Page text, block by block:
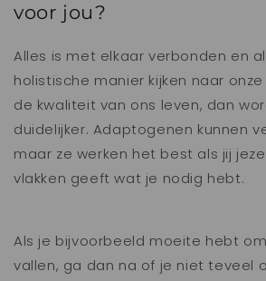
voor jou?
Alles is met elkaar verbonden en
holistische manier kijken naar
de kwaliteit van ons leven, dan
duidelijker. Adaptogenen kunnen
maar ze werken het best als jij
vlakken geeft wat je nodig hebt.
Als je bijvoorbeeld moeite hebt
vallen, ga dan na of je niet teveel